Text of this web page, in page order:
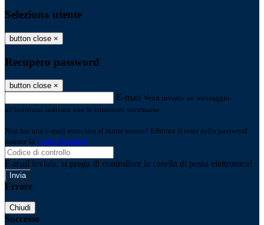
Seleziona utente
button close ×
Recupero password
button close ×
E-mail Verrà inviato un messaggio
all'indirizzo indicato con le istruzioni necessarie.
Non hai una e-mail associata al nome utente? Effettua il reset della password
tramite la Login Spaggiari
E-mail inviata, si prega di controllare la casella di posta elettronica!
Errore
Chiudi
Successo